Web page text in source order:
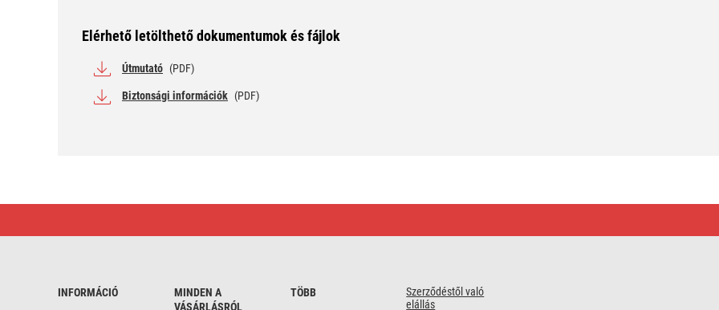
Elérhető letölthető dokumentumok és fájlok
Útmutató (PDF)
Biztonsági információk (PDF)
1,5
INFORMÁCIÓ
MINDEN A
VÁSÁRLÁSRÓL
TÖBB
Szerződéstől való
elállás